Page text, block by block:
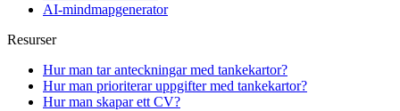
AI-mindmapgenerator
Resurser
Hur man tar anteckningar med tankekartor?
Hur man prioriterar uppgifter med tankekartor?
Hur man skapar ett CV?